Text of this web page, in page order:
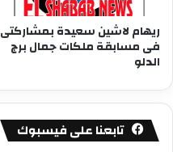
ريهام لاشين سعيدة بمشاركتى
فى مسابقة ملكات جمال برج
الدلو
تابعنا على فيسبوك